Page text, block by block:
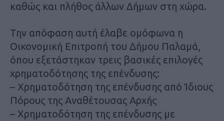
καθώς και πλήθος άλλων Δήμων στη χώρα.
Την απόφαση αυτή έλαβε ομόφωνα η
Οικονομική Επιτροπή του Δήμου Παλαμά,
όπου εξετάστηκαν τρεις βασικές επιλογές
χρηματοδότησης της επένδυσης:
– Χρηματοδότηση της επένδυσης από Ίδιους
Πόρους της Αναθέτουσας Αρχής
– Χρηματοδότηση της επένδυσης με